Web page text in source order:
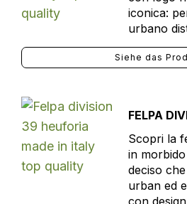
iconica:
urbano
Siehe das
FELPA
Scopri la
in
deciso
urban ed
con